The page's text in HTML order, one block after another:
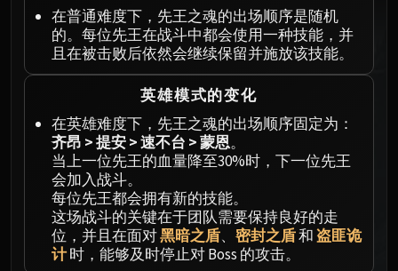
Tortos
Megaera
Ji-Kun
Durumu the Forgotten
Primordius
Dark Animus
Iron Qon
Twin Empyreans
Lei Shen
Ra-den
MANAFORGE OMEGA
Plexus Sentinel
在普通难度下，先王之魂的出场顺序是随机
的。每位先王在战斗中都会使用一种技能，并
且在被击败后依然会继续保留并施放该技能。
英雄模式的变化
在英雄难度下，先王之魂的出场顺序固定为：
齐昂 > 提安 > 速不台 > 蒙恩。
当上一位先王的血量降至30%时，下一位先王
会加入战斗。
每位先王都会拥有新的技能。
这场战斗的关键在于团队需要保持良好的走
位，并且在面对黑暗之盾、 密封之盾和盗匪诡
计时，能够及时停止对 Boss 的攻击。